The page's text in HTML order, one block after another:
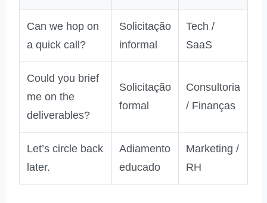
Can we hop on
a quick call?
Solicitação
informal
Tech /
SaaS
Could you brief
me on the
deliverables?
Solicitação
formal
Consultoria
/ Finanças
Let’s circle back
later.
Adiamento
educado
Marketing /
RH